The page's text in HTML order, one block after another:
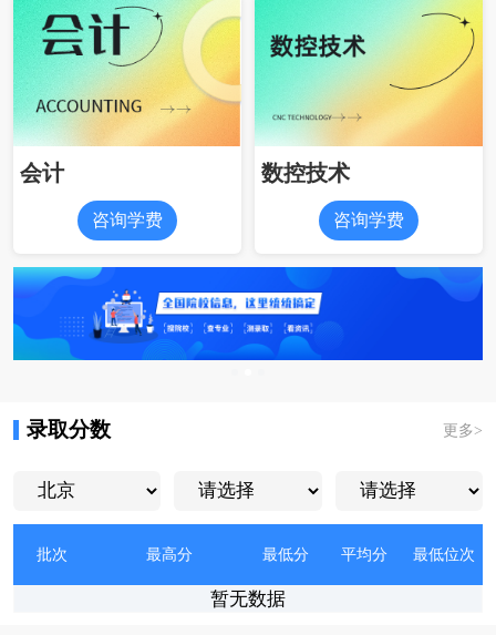
会计
咨询学费
数控技术
咨询学费
录取分数 更多>
批次 最高分 最低分 平均分 最低位次
暂无数据